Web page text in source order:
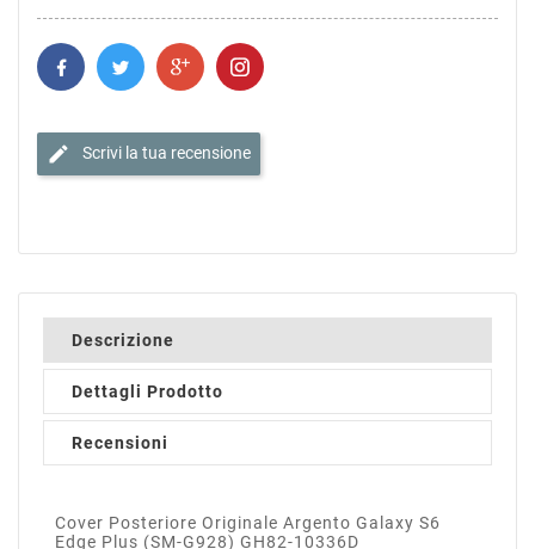
edit Scrivi la tua recensione
Descrizione
Dettagli Prodotto
Recensioni
Cover Posteriore Originale Argento Galaxy S6
Edge Plus (SM-G928) GH82-10336D